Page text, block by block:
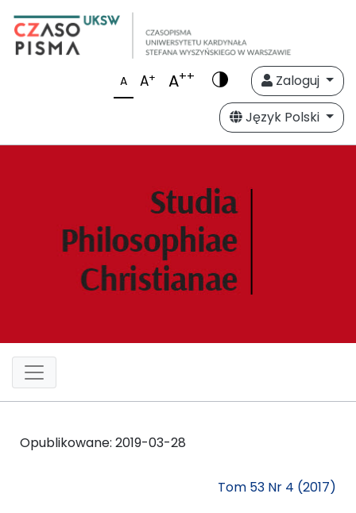
A A+ A++
Zaloguj
Język Polski
Opublikowane: 2019-03-28
Tom 53 Nr 4 (2017)